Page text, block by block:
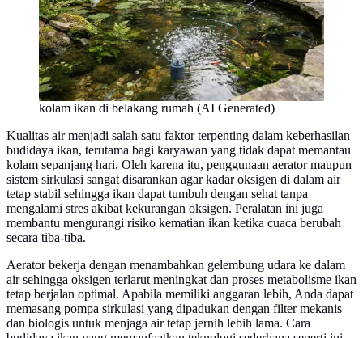
kolam ikan di belakang rumah (AI Generated)
Kualitas air menjadi salah satu faktor terpenting dalam keberhasilan
budidaya ikan, terutama bagi karyawan yang tidak dapat memantau
kolam sepanjang hari. Oleh karena itu, penggunaan aerator maupun
sistem sirkulasi sangat disarankan agar kadar oksigen di dalam air
tetap stabil sehingga ikan dapat tumbuh dengan sehat tanpa
mengalami stres akibat kekurangan oksigen. Peralatan ini juga
membantu mengurangi risiko kematian ikan ketika cuaca berubah
secara tiba-tiba.
Aerator bekerja dengan menambahkan gelembung udara ke dalam
air sehingga oksigen terlarut meningkat dan proses metabolisme ikan
tetap berjalan optimal. Apabila memiliki anggaran lebih, Anda dapat
memasang pompa sirkulasi yang dipadukan dengan filter mekanis
dan biologis untuk menjaga air tetap jernih lebih lama. Cara